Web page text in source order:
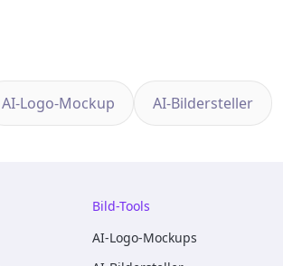
AI-Logo-Mockup AI-Bildersteller
Bild-Tools
AI-Logo-Mockups